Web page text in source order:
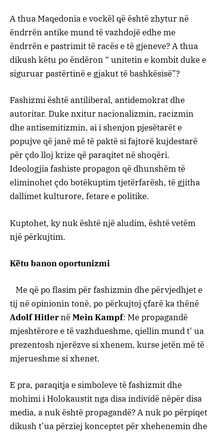
A thua Maqedonia e vockël që është zhytur në
ëndrrën antike mund të vazhdojë edhe me
ëndrrën e pastrimit të racës e të gjeneve? A thua
dikush këtu po ëndëron “ unitetin e kombit duke e
siguruar pastërtinë e gjakut të bashkësisë”?
Fashizmi është antiliberal, antidemokrat dhe
autoritar. Duke nxitur nacionalizmin, racizmin
dhe antisemitizmin, ai i shenjon pjesëtarët e
popujve që janë më të paktë si fajtorë kujdestarë
për çdo lloj krize që paraqitet në shoqëri.
Ideologjia fashiste propagon që dhunshëm të
eliminohet çdo botëkuptim tjetërfarësh, të gjitha
dallimet kulturore, fetare e politike.
Kuptohet, ky nuk është një aludim, është vetëm
një përkujtim.
Këtu banon oportunizmi
Me që po flasim për fashizmin dhe përvjedhjet e
tij në opinionin tonë, po përkujtoj çfarë ka thënë
Adolf HitlernëMein Kampf: Me propagandë
mjeshtërore e të vazhdueshme, qiellin mund t’ ua
prezentosh njerëzve si xhenem, kurse jetën më të
mjerueshme si xhenet.
E pra, paraqitja e simboleve të fashizmit dhe
mohimi i Holokaustit nga disa individë nëpër disa
media, a nuk është propagandë? A nuk po përpiqet
dikush t’ua përziej konceptet për xhehenemin dhe